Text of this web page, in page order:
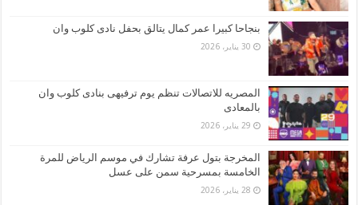
بنجاحا كبيرا عمر كمال يتالق بحفل نادى كلوب وان
30 يناير، 2026
المصريه للاتصالات تنظم يوم ترفيهى بنادى كلوب وان
بالمعادى
29 يناير، 2026
المخرجة بتول عرفة تشارك في موسم الرياض للمرة
الخامسة بمسرحية سمن على عسل
28 يناير، 2026